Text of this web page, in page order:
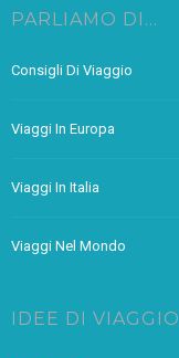
PARLIAMO DI…
Consigli Di Viaggio
Viaggi In Europa
Viaggi In Italia
Viaggi Nel Mondo
IDEE DI VIAGGIO